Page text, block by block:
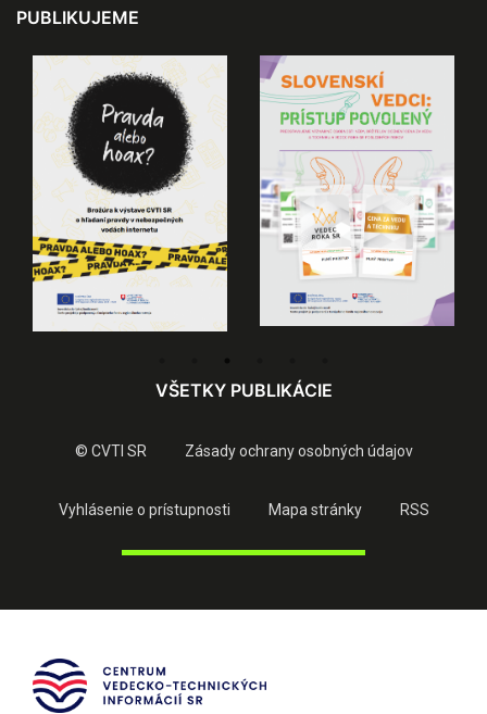
PUBLIKUJEME
VŠETKY PUBLIKÁCIE
© CVTI SR Zásady ochrany osobných údajov
Vyhlásenie o prístupnosti Mapa stránky RSS